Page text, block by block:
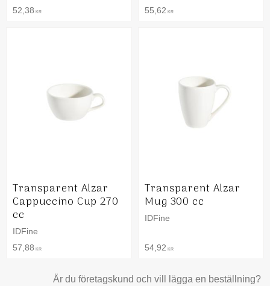
52,38 KR
55,62 KR
Transparent Alzar
Cappuccino Cup 270
cc
IDFine
57,88 KR
Transparent Alzar
Mug 300 cc
IDFine
54,92 KR
Är du företagskund och vill lägga en beställning?